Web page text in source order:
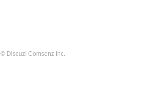
© Discuz! Comsenz Inc.